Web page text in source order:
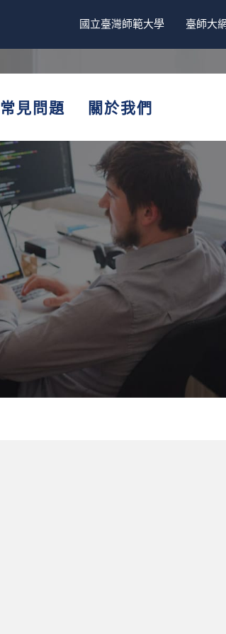
國立臺灣師範大學 臺師大
常見問題 關於我們